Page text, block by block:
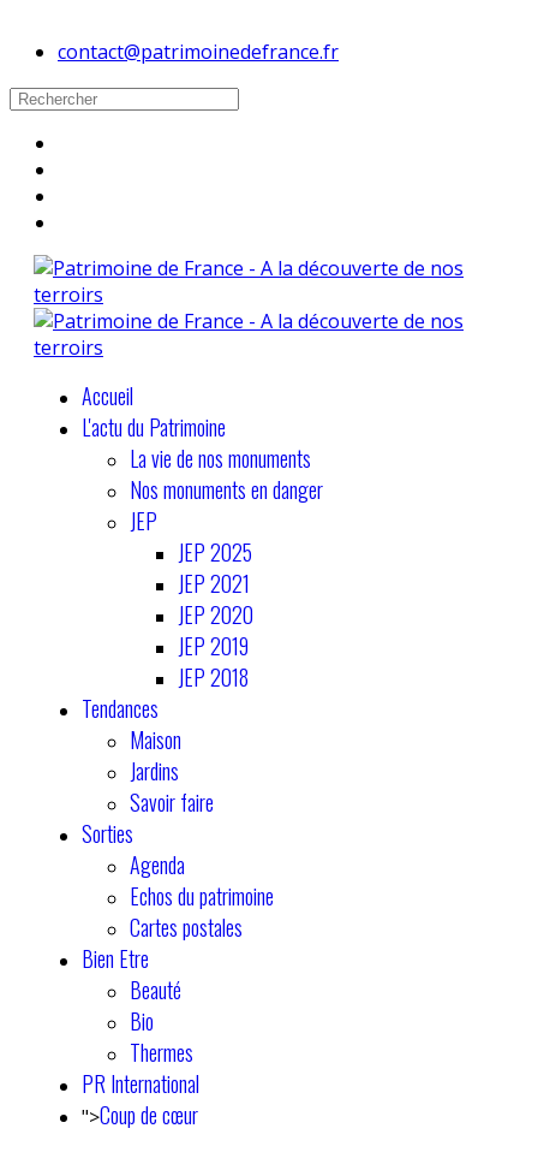
contact@patrimoinedefrance.fr
Accueil
L'actu du Patrimoine
La vie de nos monuments
Nos monuments en danger
JEP
JEP 2025
JEP 2021
JEP 2020
JEP 2019
JEP 2018
Tendances
Maison
Jardins
Savoir faire
Sorties
Agenda
Echos du patrimoine
Cartes postales
Bien Etre
Beauté
Bio
Thermes
PR International
">Coup de cœur